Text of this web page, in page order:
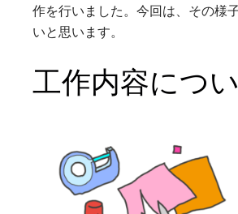
作を行いました。今回は、その様
いと思います。
工作内容につ